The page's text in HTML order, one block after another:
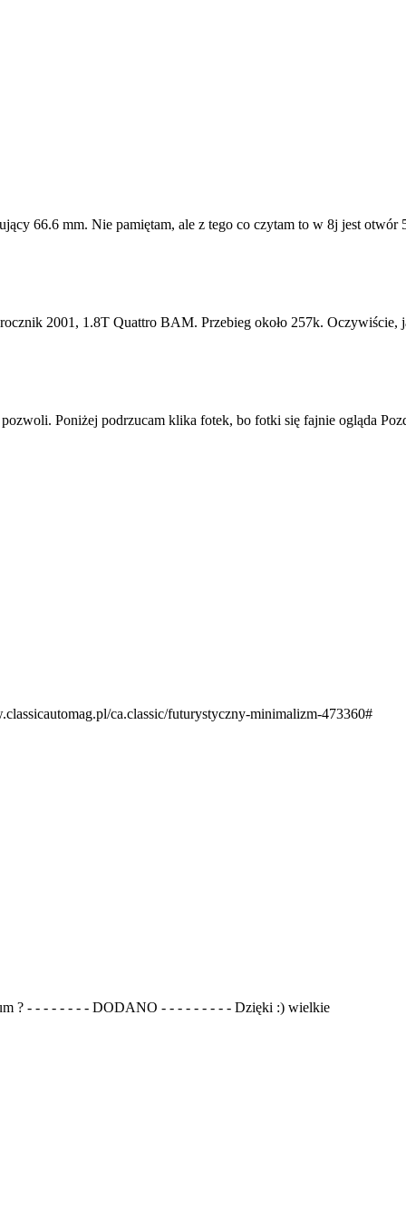
66.6 mm. Nie pamiętam, ale z tego co czytam to w 8j jest otwór
2001, 1.8T Quattro BAM. Przebieg około 257k. Oczywiście,
Poniżej podrzucam klika fotek, bo fotki się fajnie ogląda
ca.classic/futurystyczny-minimalizm-473360#
? - - - - - - - - DODANO - - - - - - - - - Dzięki :) wielkie